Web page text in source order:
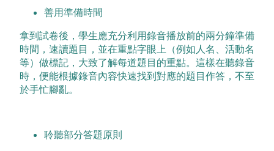
善用準備時間
拿到試卷後，學生應充分利用錄音播放前的兩分鐘準備
時間，速讀題目，並在重點字眼上（例如人名、活動名
等）做標記，大致了解每道題目的重點。這樣在聽錄音
時，便能根據錄音內容快速找到對應的題目作答，不至
於手忙腳亂。
聆聽部分答題原則